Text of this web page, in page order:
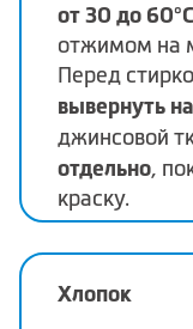
от 30 до
отжимом на
Перед
вывернуть
джинсовой
отдельно,
краску.
Хлопок